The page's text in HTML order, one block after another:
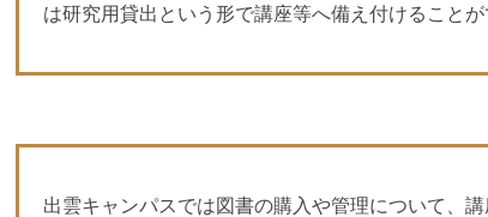
は研究用貸出という形で講座等へ備え付けること
出雲キャンパスでは図書の購入や管理について、